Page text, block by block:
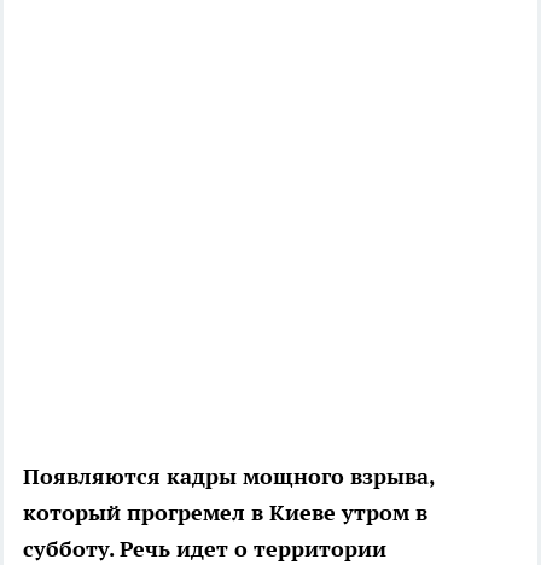
Появляются кадры мощного взрыва,
который прогремел в Киеве утром в
субботу. Речь идет о территории